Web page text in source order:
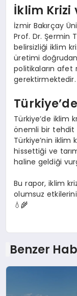
İklim Krizi
İzmir Bakırçay
Prof. Dr. Şermin
belirsizliği iklim
üretimi
politikaların afet
gerektirmektedir.
Türkiye’de iklim
önemli bir tehdit
Türkiye’nin iklim
hissettiği ve
haline geldiği
Bu rapor, iklim
olumsuz
💧🌾
Benzer